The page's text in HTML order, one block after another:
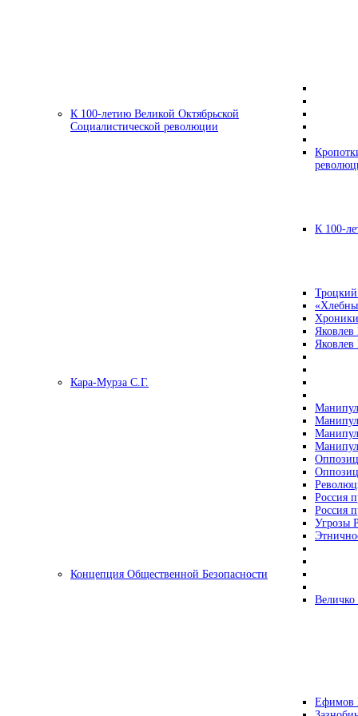
К 100-летию Великой Октябрьской
Социалистической революции
К 100-
Кара-Мурза С.Г.
Россия
Россия
Угрозы
Концепция Общественной Безопасности
Ефимов